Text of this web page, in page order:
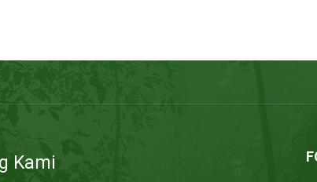
Kami